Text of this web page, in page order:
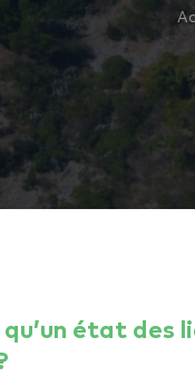
qu’un état des